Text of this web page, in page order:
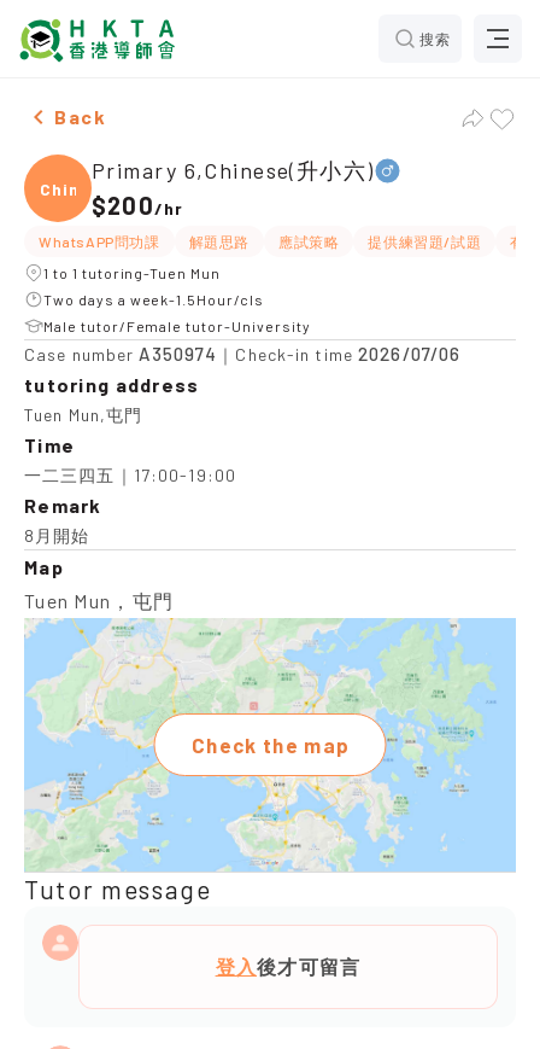
搜索
Male Primary 6,Chinese(升小六)，Tuen Mun Tuition
Back
Chine
Primary 6,Chinese(升小六)
$200/hr
WhatsAPP問功課 解題思路 應試策略 提供練習題/試題
有
1 to 1 tutoring-Tuen Mun
Two days a week-1.5Hour/cls
Male tutor/Female tutor-University
Case number A350974 ｜Check-in time2026/07/06
tutoring address
Tuen Mun,屯門
Time
一二三四五｜17:00-19:00
Remark
8月開始
Map
Tuen Mun，屯門
Check the map
Tutor message
登入後才可留言